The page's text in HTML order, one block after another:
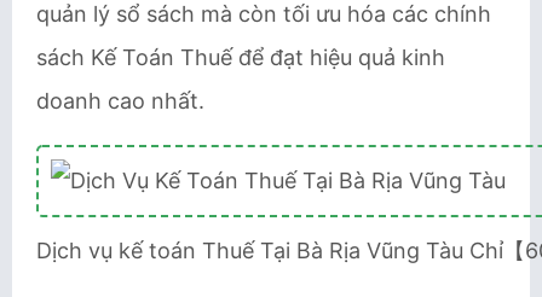
quản lý sổ sách mà còn tối ưu hóa các chính
sách Kế Toán Thuế để đạt hiệu quả kinh
doanh cao nhất.
Dịch vụ kế toán Thuế Tại Bà Rịa Vũng Tàu Chỉ【